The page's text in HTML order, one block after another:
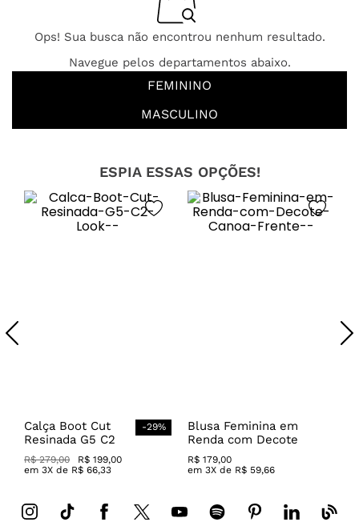
Ops! Sua busca não encontrou nenhum resultado.
Navegue pelos departamentos abaixo.
FEMININO
MASCULINO
ESPIA ESSAS OPÇÕES!
Calça Boot Cut
Resinada G5 C2
-29%
R$ 279,00 R$ 199,00
em 3X de R$ 66,33
Blusa Feminina em
Renda com Decote
Canoa
R$ 179,00
em 3X de R$ 59,66